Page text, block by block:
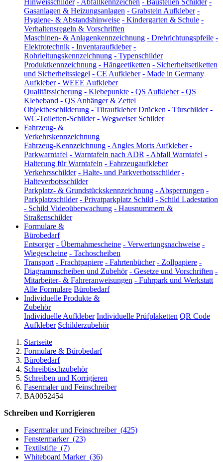
Hinweisschilder - Abfallkennzeichen - Baustellen Schilder -
Gasanlagen & Heizungsanlagen - Grabstein Aufkleber -
Hygiene- & Abstandshinweise - Kindergarten & Schule -
Verhaltensregeln & Vorschriften
Maschinen- & Anlagenkennzeichnung - Drehrichtungspfeile -
Elektrotechnik - Inventaraufkleber -
Rohrleitungskennzeichnung - Typenschilder
Produktkennzeichnung - Hängeetiketten - Sicherheitsetiketten
und Sicherheitssiegel - CE Aufkleber - Made in Germany
Aufkleber - WEEE Aufkleber
Qualitätssicherung - Klebepunkte - QS Aufkleber - QS
Klebeband - QS Anhänger & Zettel
Objektbeschilderung - Türaufkleber Drücken - Türschilder -
WC-Toiletten-Schilder - Wegweiser Schilder
Fahrzeug- &
Verkehrskennzeichnung
Fahrzeug-Kennzeichnung - Angles Morts Aufkleber -
Parkwarntafel - Warntafeln nach ADR - Abfall Warntafel -
Halterung für Warntafeln - Fahrzeugaufkleber
Verkehrsschilder - Halte- und Parkverbotsschilder -
Halteverbotsschilder
Parkplatz- & Grundstückskennzeichnung - Absperrungen -
Parkplatzschilder - Privatparkplatz Schild - Schild Ladestation
- Schild Videoüberwachung - Hausnummern &
Straßenschilder
Formulare &
Bürobedarf
Entsorger - Übernahmescheine - Verwertungsnachweise -
Wiegescheine - Tachoscheiben
Transport - Frachtpapiere - Fahrtenbücher - Zollpapiere -
Diagrammscheiben und Zubehör - Gesetze und Vorschriften -
Mitarbeiter- & Fahreranweisungen - Fuhrpark und Werkstatt
Alle Formulare Bürobedarf
Individuelle Produkte &
Zubehör
Individuelle Aufkleber Individuelle Prüfplaketten QR Code
Aufkleber Schilderzubehör
Startseite
Formulare & Bürobedarf
Bürobedarf
Schreibtischzubehör
Schreiben und Korrigieren
Fasermaler und Feinschreiber
BA0052454
Schreiben und Korrigieren
Fasermaler und Feinschreiber (425)
Fenstermarker (23)
Textilstifte (7)
Whiteboard Marker (36)